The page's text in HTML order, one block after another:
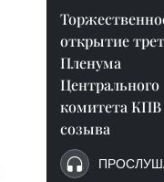
открытие
Пленума
Центрального
комитета КПВ
созыва